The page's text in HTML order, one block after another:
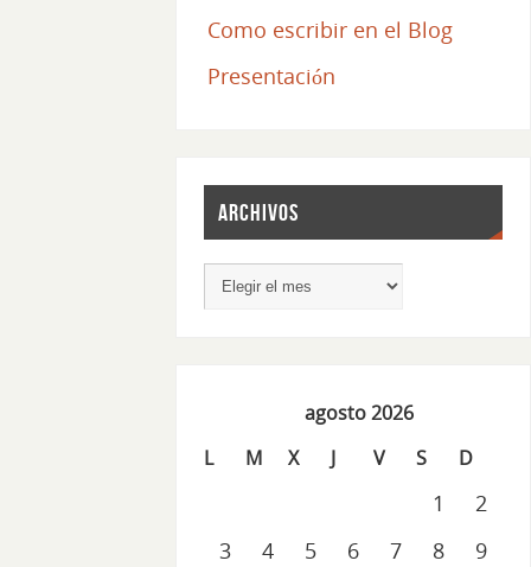
Como escribir en el Blog
Presentación
Archivos
agosto 2026
L
M X J V S D
1
2
3
4 5 6 7 8
9